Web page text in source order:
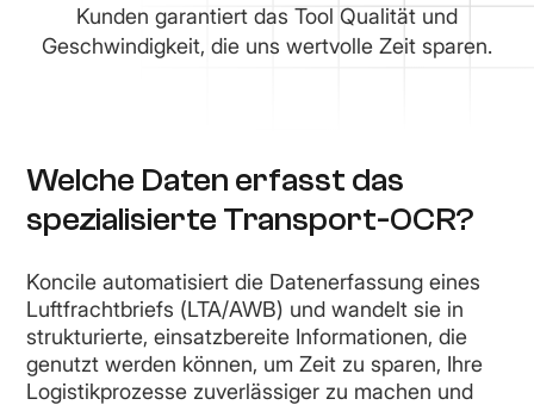
Kunden garantiert das Tool Qualität und
Geschwindigkeit, die uns wertvolle Zeit sparen.
Welche Daten erfasst das
spezialisierte Transport-OCR?
Koncile automatisiert die Datenerfassung eines
Luftfrachtbriefs (LTA/AWB) und wandelt sie in
strukturierte, einsatzbereite Informationen, die
genutzt werden können, um Zeit zu sparen, Ihre
Logistikprozesse zuverlässiger zu machen und